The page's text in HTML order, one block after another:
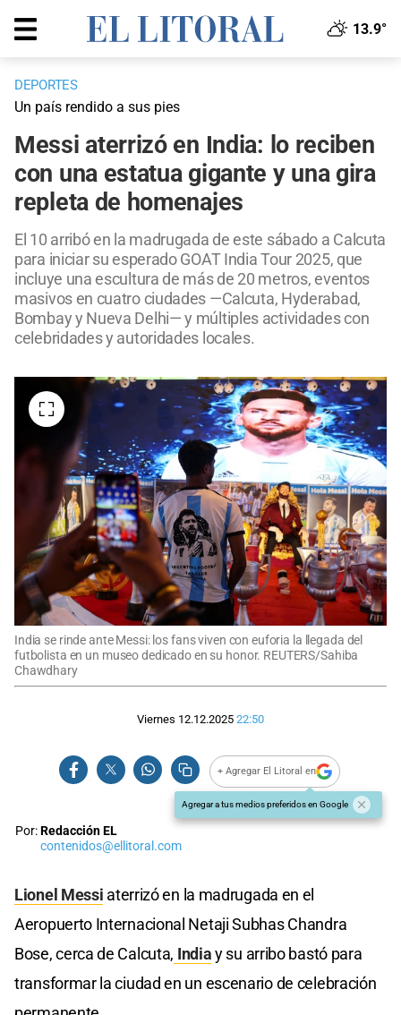
13.9°
DEPORTES
Un país rendido a sus pies
Messi aterrizó en India: lo reciben
con una estatua gigante y una gira
repleta de homenajes
El 10 arribó en la madrugada de este sábado a Calcuta
para iniciar su esperado GOAT India Tour 2025, que
incluye una escultura de más de 20 metros, eventos
masivos en cuatro ciudades —Calcuta, Hyderabad,
Bombay y Nueva Delhi— y múltiples actividades con
celebridades y autoridades locales.
India se rinde ante Messi: los fans viven con euforia la llegada del
futbolista en un museo dedicado en su honor. REUTERS/Sahiba
Chawdhary
Viernes 12.12.2025 22:50
+ Agregar El Litoral en
Agregar a tus medios preferidos en Google
Por:Redacción EL
contenidos@ellitoral.com
Lionel Messi aterrizó en la madrugada en el
Aeropuerto Internacional Netaji Subhas Chandra
Bose, cerca de Calcuta, Indiay su arribo bastó para
transformar la ciudad en un escenario de celebración